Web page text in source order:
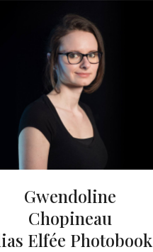
Gwendoline
Chopineau
Elfée Photobook